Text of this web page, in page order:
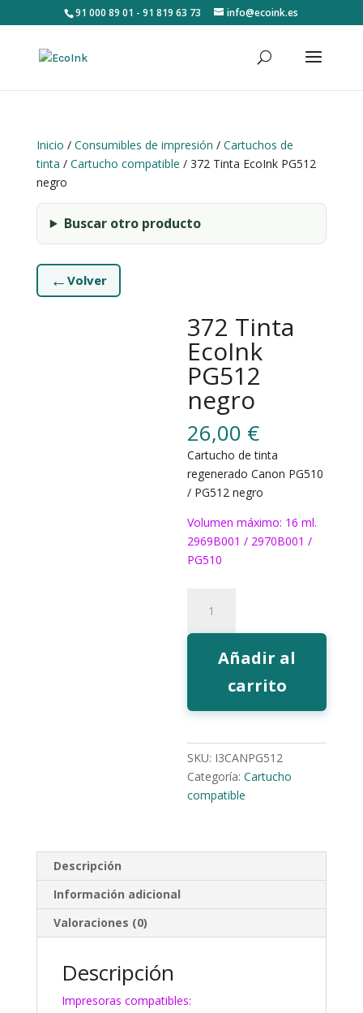
91 000 89 01 - 91 819 63 73 info@ecoink.es
Inicio / Consumibles de impresión / Cartuchos de
tinta / Cartucho compatible / 372 Tinta EcoInk PG512
negro
Buscar otro producto
← Volver
372 Tinta
EcoInk
PG512
negro
26,00 €
Cartucho de tinta
regenerado Canon PG510
/ PG512 negro
Volumen máximo: 16 ml.
2969B001 / 2970B001 /
PG510
Tinta
EcoInk
PG512
cantidad
Añadir al
carrito
SKU: I3CANPG512
Categoría:Cartucho
compatible
Descripción
Información adicional
Valoraciones (0)
Descripción
Impresoras compatibles: